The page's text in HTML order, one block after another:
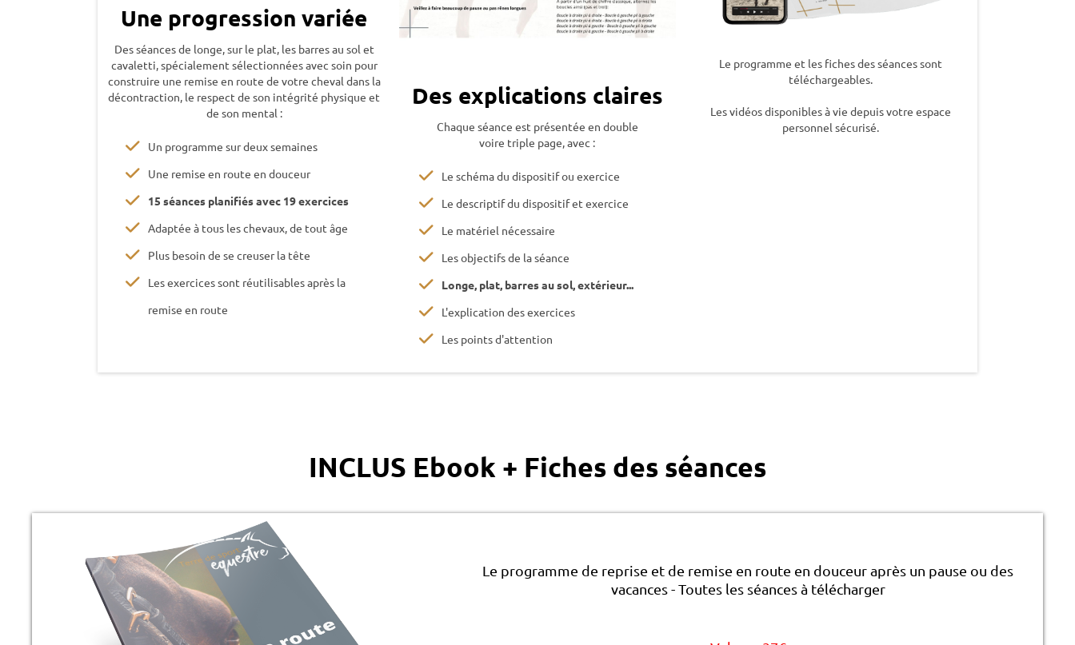
Une progression variée
Des séances de longe, sur le plat, les barres au sol et
cavaletti, spécialement sélectionnées avec soin pour
construire une remise en route de votre cheval dans la
décontraction, le respect de son intégrité physique et
de son mental :
Un programme sur deux semaines
Une remise en route en douceur
15 séances planifiés avec 19 exercices
Adaptée à tous les chevaux, de tout âge
Plus besoin de se creuser la tête
Les exercices sont réutilisables après la
remise en route
Des explications claires
Chaque séance est présentée en double
voire triple page, avec :
Le schéma du dispositif ou exercice
Le descriptif du dispositif et exercice
Le matériel nécessaire
Les objectifs de la séance
Longe, plat, barres au sol, extérieur...
L'explication des exercices
Les points d'attention
Le programme et les fiches des séances sont
téléchargeables.
Les vidéos disponibles à vie depuis votre espace
personnel sécurisé.
INCLUS Ebook + Fiches des séances
Le programme de reprise et de remise en route en douceur après un pause ou des
vacances - Toutes les séances à télécharger